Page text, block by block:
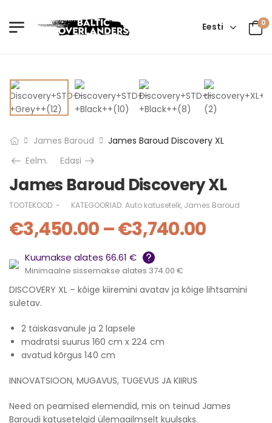
Eesti 0
James Baroud
James Baroud Discovery XL
Eelm.
Edasi
James Baroud Discovery XL
TOOTEKOOD: - KATEGOORIAD: Auto katusetelk, James Baroud
€3,450.00–€3,740.00
Kuumakse alates 66.61 €
Minimaalne sissemakse alates 374.00 €
DISCOVERY XL – kõige kiiremini avatav ja kõige lihtsamini
suletav.
2 täiskasvanule ja 2 lapsele
madratsi suurus 160 cm x 224 cm
avatud kõrgus 140 cm
INNOVATSIOON, MUGAVUS, TUGEVUS JA KIIRUS
Need on peamised elemendid, mis on teinud James
Baroudi katusetelgid ülemaailmselt kuulsaks.